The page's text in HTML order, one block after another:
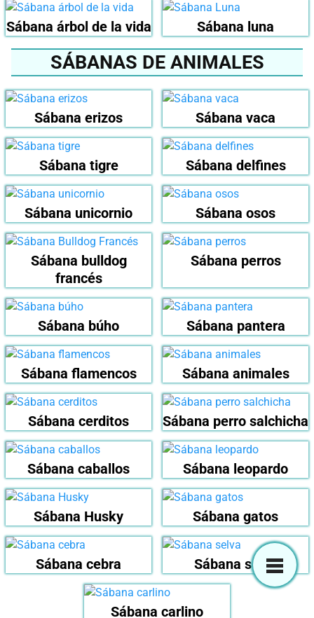
Sábana árbol de la vida Sábana luna
SÁBANAS DE ANIMALES
Sábana erizos Sábana vaca
Sábana tigre Sábana delfines
Sábana unicornio Sábana osos
Sábana bulldog
francés
Sábana perros
Sábana búho Sábana pantera
Sábana flamencos Sábana animales
Sábana cerditos Sábana perro salchicha
Sábana caballos Sábana leopardo
Sábana Husky Sábana gatos
Sábana cebra Sábana selva
Sábana carlino